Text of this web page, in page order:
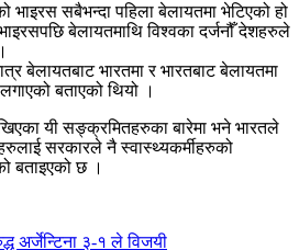
भाइरस सबैभन्दा पहिला बेलायतमा भेटिएको हो
बेलायतमाथि विश्वका दर्जनौँ देशहरुले
बेलायतबाट भारतमा र भारतबाट बेलायतमा
बताएको थियो ।
यी सङ्क्रमितहरुका बारेमा भने भारतले
सरकारले नै स्वास्थ्यकर्मीहरुको
बताइएको छ ।
अर्जेन्टिना ३-१ ले विजयी